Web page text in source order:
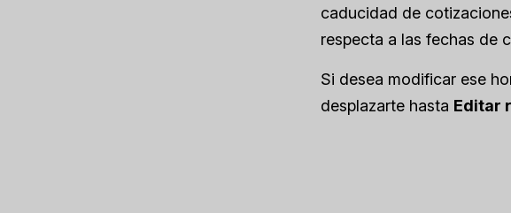
caducidad de
respecta a las fechas de
Si desea modificar ese
desplazarte hasta Editar